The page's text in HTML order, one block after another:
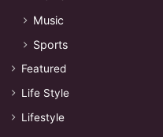
Music
Sports
Featured
Life Style
Lifestyle